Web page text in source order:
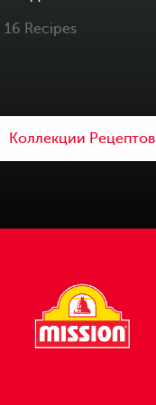
16 Recipes
Коллекции Рецептов